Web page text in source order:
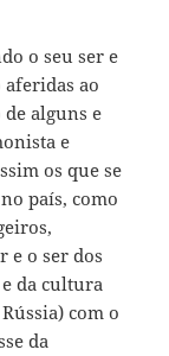
o seu ser e
aferidas ao
alguns e
e
os que se
país, como
e o ser dos
da cultura
com o
da